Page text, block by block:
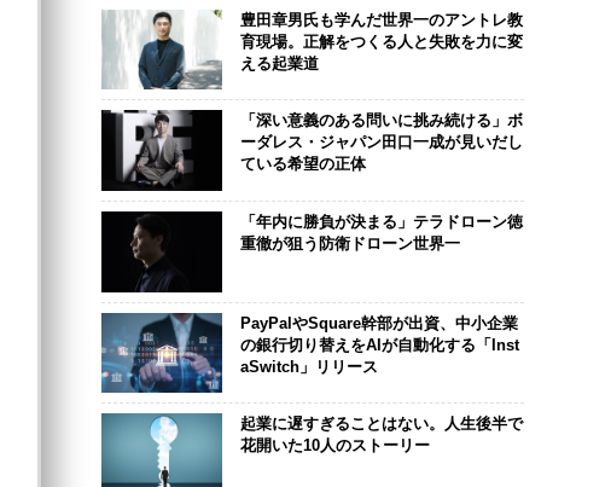
豊田章男氏も学んだ世界一のアントレ教
育現場。正解をつくる人と失敗を力に変
える起業道
「深い意義のある問いに挑み続ける」ボ
ーダレス・ジャパン田口一成が見いだし
ている希望の正体
「年内に勝負が決まる」テラドローン徳
重徹が狙う防衛ドローン世界一
PayPalやSquare幹部が出資、中小企業
の銀行切り替えをAIが自動化する「Inst
aSwitch」リリース
起業に遅すぎることはない。人生後半で
花開いた10人のストーリー